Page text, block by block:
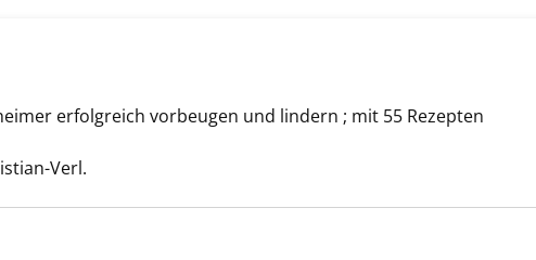
anzeigen
erfolgreich vorbeugen und lindern ; mit 55 Rezepten
Verl.